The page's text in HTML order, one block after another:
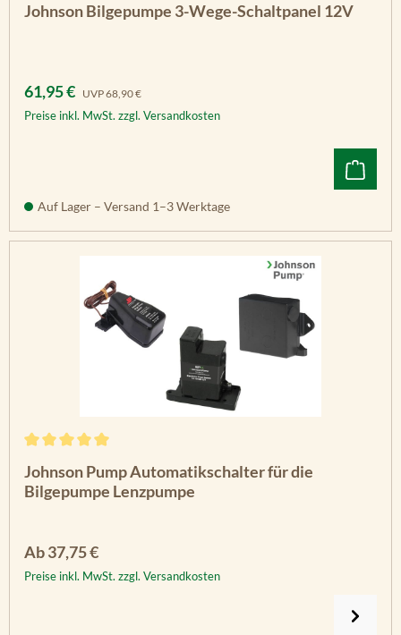
Johnson Bilgepumpe 3-Wege-Schaltpanel 12V
Verkaufspreis:
61,95 € UVP Regulärer Preis:
68,90 €
Preise inkl. MwSt. zzgl. Versandkosten
Auf Lager – Versand 1–3 Werktage
Johnson Pump Automatikschalter für die
Bilgepumpe Lenzpumpe
Regulärer Preis:
Ab37,75 €
Preise inkl. MwSt. zzgl. Versandkosten